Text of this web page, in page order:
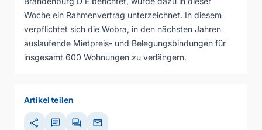
Woche ein Rahmenvertrag unterzeichnet. In diesem
verpflichtet sich die Wobra, in den nächsten Jahren
auslaufende Mietpreis- und Belegungsbindungen für
insgesamt 600 Wohnungen zu verlängern.
Artikel teilen
share chat forum mail